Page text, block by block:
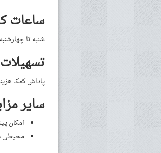
ساعات
شنبه تا چهارشنبه از ساعت ۹ تا ۱۷،
پاداشکمک
سایر
امکان
محیطی